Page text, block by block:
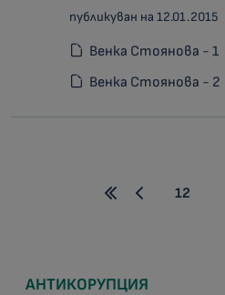
публикуван на 12.01.2015
Венка Стоянова - 1
Венка Стоянова - 2
12
АНТИКОРУПЦИЯ